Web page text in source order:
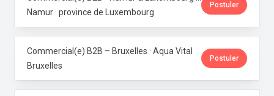
Namur · province de Luxembourg
Postuler
Commercial(e) B2B – Bruxelles · Aqua Vital
Bruxelles
Postuler